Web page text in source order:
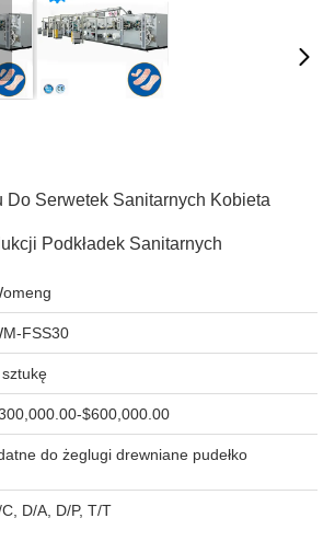
Do Serwetek Sanitarnych Kobieta
Podkładek Sanitarnych
FSS30
sztukę
$600,000.00
do żeglugi drewniane pudełko
C, D/A, D/P, T/T